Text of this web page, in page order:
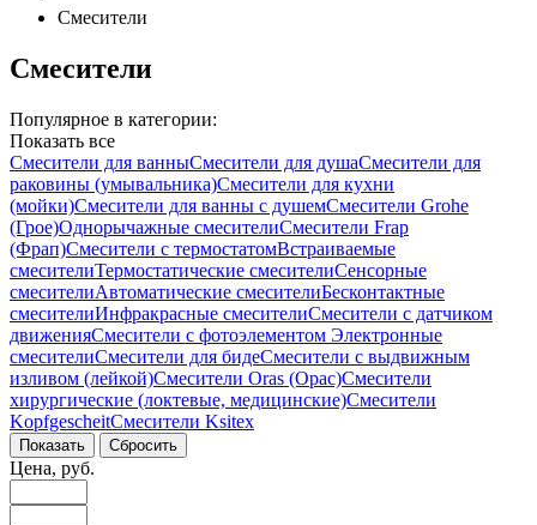
Смесители
Смесители
Популярное в категории:
Показать все
Смесители для ванныСмесители для душаСмесители для
раковины (умывальника)Смесители для кухни
(мойки)Смесители для ванны с душемСмесители Grohe
(Грое)Однорычажные смесителиСмесители Frap
(Фрап)Смесители с термостатомВстраиваемые
смесителиТермостатические смесителиСенсорные
смесителиАвтоматические смесителиБесконтактные
смесителиИнфракрасные смесителиСмесители с датчиком
движенияСмесители с фотоэлементом Электронные
смесителиСмесители для бидеСмесители с выдвижным
изливом (лейкой)Смесители Oras (Орас)Смесители
хирургические (локтевые, медицинские)Смесители
KopfgescheitСмесители Ksitex
Цена, руб.